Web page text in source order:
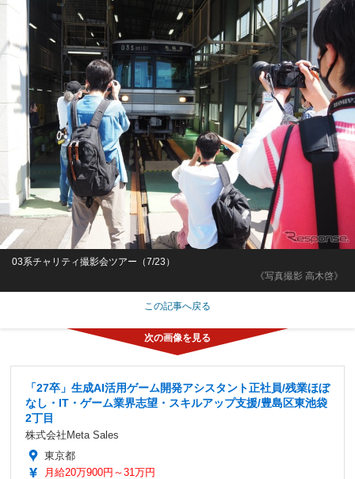
《写真撮影 高木啓》
03系チャリティ撮影会ツアー（7/23）
この記事へ戻る
「27卒」生成AI活用ゲーム開発アシスタント正社員/残業ほぼ
なし・IT・ゲーム業界志望・スキルアップ支援/豊島区東池袋
2丁目
株式会社Meta Sales
東京都
月給20万900円～31万円